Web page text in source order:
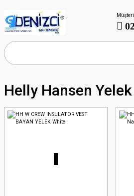
Helly Hansen Yelek